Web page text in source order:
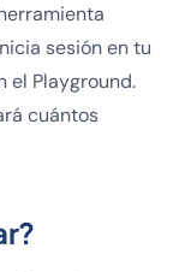
sesión en tu
el Playground.
cuántos